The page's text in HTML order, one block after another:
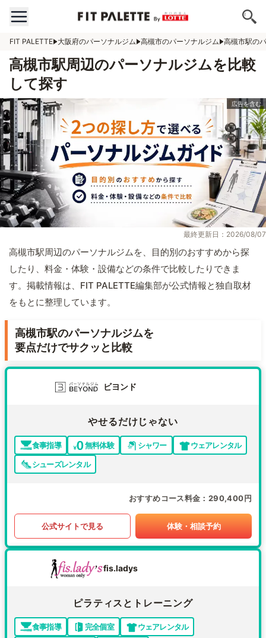
FIT PALETTE 大阪府のパーソナルジム 高槻市のパーソナルジム 高槻市駅の
高槻市駅周辺のパーソナルジムを比較
して探す
最終更新日：2026/08/07
高槻市駅周辺のパーソナルジムを、目的別のおすすめから探
したり、料金・体験・設備などの条件で比較したりできま
す。掲載情報は、FIT PALETTE編集部が公式情報と独自取材
をもとに整理しています。
高槻市駅のパーソナルジムを
要点だけでサクッと比較
ビヨンド
やせるだけじゃない
食事指導 無料体験 シャワー
ウェアレンタル
シューズレンタル
おすすめコース料金 290,400円
公式サイトで見る 体験・相談予約
fis.ladys
ピラティスとトレーニング
食事指導 完全個室
ウェアレンタル